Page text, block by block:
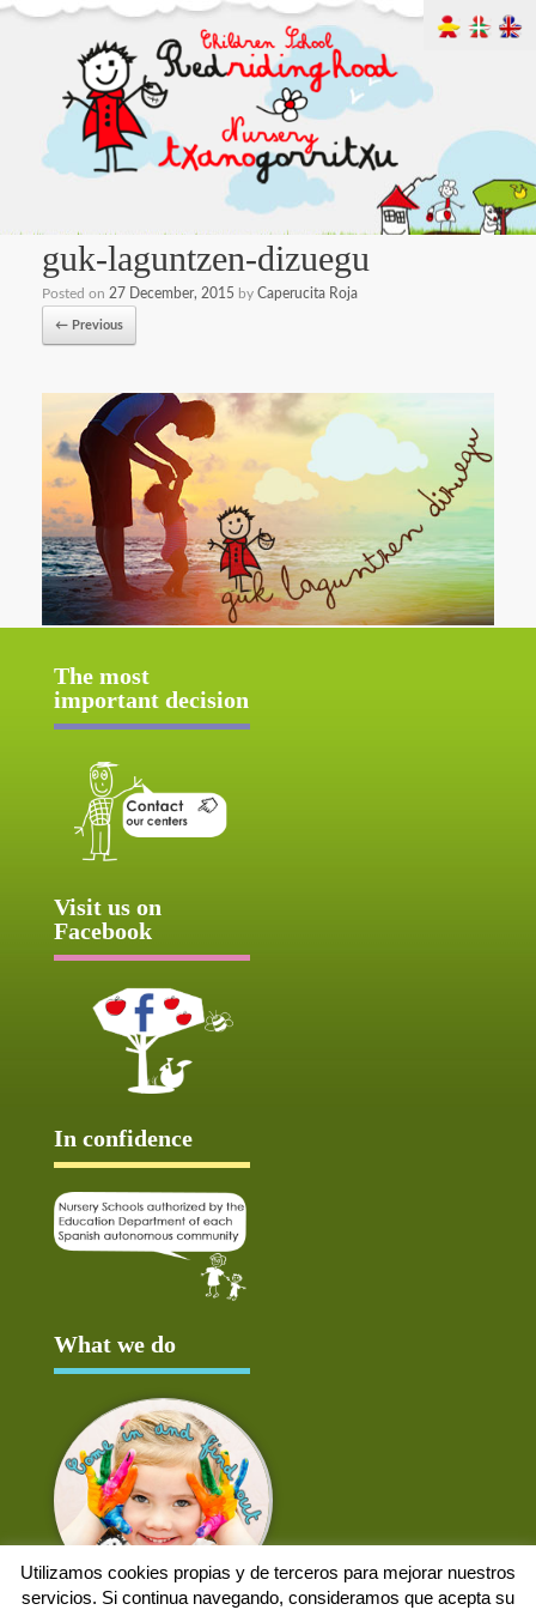
guk-laguntzen-dizuegu
Posted on 27 December, 2015 by Caperucita Roja
← Previous
The most
important decision
Visit us on
Facebook
In confidence
What we do
Utilizamos cookies propias y de terceros para mejorar nuestros
servicios. Si continua navegando, consideramos que acepta su